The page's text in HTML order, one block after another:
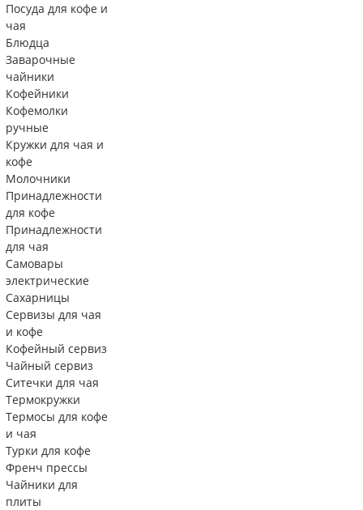
Посуда для кофе и
чая
Блюдца
Заварочные
чайники
Кофейники
Кофемолки
ручные
Кружки для чая и
кофе
Молочники
Принадлежности
для кофе
Принадлежности
для чая
Самовары
электрические
Сахарницы
Сервизы для чая
и кофе
Кофейный сервиз
Чайный сервиз
Ситечки для чая
Термокружки
Термосы для кофе
и чая
Турки для кофе
Френч прессы
Чайники для
плиты